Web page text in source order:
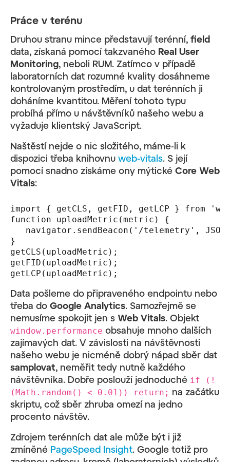
Práce v terénu
Druhou stranu mince představují terénní, field
data, získaná pomocí takzvaného Real User
Monitoring, neboli RUM. Zatímco v případě
laboratorních dat rozumné kvality dosáhneme
kontrolovaným prostředím, u dat terénních ji
doháníme kvantitou. Měření tohoto typu
probíhá přímo u návštěvníků našeho webu a
vyžaduje klientský JavaScript.
Naštěstí nejde o nic složitého, máme-li k
dispozici třeba knihovnu web-vitals. S její
pomocí snadno získáme ony mýtické Core Web
Vitals:
import { getCLS, getFID, getLCP } from
function uploadMetric(metric) {
navigator.sendBeacon('/telemetry',
}
getCLS(uploadMetric);
getFID(uploadMetric);
getLCP(uploadMetric);
Data pošleme do připraveného endpointu nebo
třeba do Google Analytics. Samozřejmě se
nemusíme spokojit jen s Web Vitals. Objekt
window.performance obsahuje mnoho dalších
zajímavých dat. V závislosti na návštěvnosti
našeho webu je nicméně dobrý nápad sběr dat
samplovat, neměřit tedy nutně každého
návštěvníka. Dobře poslouží jednoduché if (!
(Math.random() < 0.01)) return; na začátku
skriptu, což sběr zhruba omezí na jedno
procento návštěv.
Zdrojem terénních dat ale může být i již
zmíněné PageSpeed Insight. Google totiž pro